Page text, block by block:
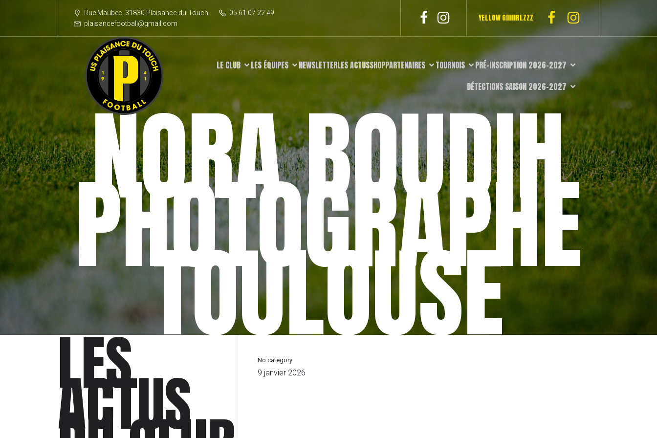
Rue Maubec, 31830 Plaisance-du-Touch
05 61 07 22 49
plaisancefootball@gmail.com
YELLOW GIIIIIRLZZZ
LE CLUB LES ÉQUIPES NEWSLETTERLES ACTUSSHOPPARTENAIRES TOURNOIS
PRÉ-INSCRIPTION 2026-2027
DÉTECTIONS SAISON 2026-2027
NORA BOUDIH
PHOTOGRAPHE
TOULOUSE
LES
ACTUS No category
9 janvier 2026